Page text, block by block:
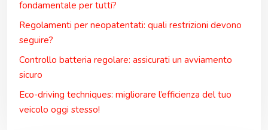
fondamentale per tutti?
Regolamenti per neopatentati: quali restrizioni devono
seguire?
Controllo batteria regolare: assicurati un avviamento
sicuro
Eco-driving techniques: migliorare l’efficienza del tuo
veicolo oggi stesso!